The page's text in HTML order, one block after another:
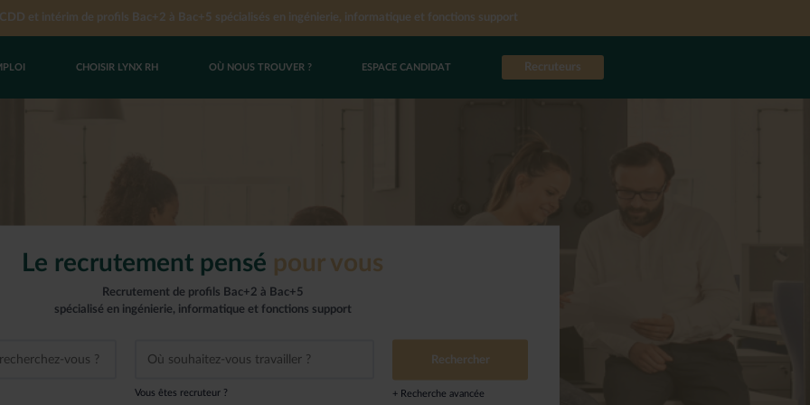
et intérim de profils Bac+2 à Bac+5 spécialisés en ingénierie, informatique et fonctions support
CHOISIR LYNX RH OÙ NOUS TROUVER ? ESPACE CANDIDAT Recruteurs
Le recrutement pensé pour vous
Recrutement de profils Bac+2 à Bac+5
spécialisé en ingénierie, informatique et fonctions support
Vous êtes recruteur ? + Recherche avancée